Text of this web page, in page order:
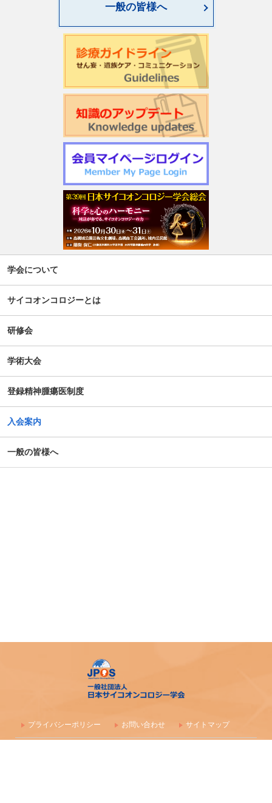
第4回緩和臨床研究ワークショップのご案内
日本サイコオンコロジー学会「がん領域における認知行動
療法：基本スキル演習」研修会のご案内
2026年度学会開催CSTについて更新しました
第22回日本仏教看護・ビハーラ学会開催のお知らせ
第1回サイコオンコロジー×漢方 Webセミナー2026のご案内
令和7年度 日本がん相談研究会 第2回研修会開催のお知ら
週刊現代(3月2日号)精神腫瘍科特集記事について
「第5回せん妄対応プログラム研修会」開催について
【新旧対照表訂正】「がん等の診療に携わる医師等に対す
のための公開シンポジウム-開催のお知らせ
がん患者の抱えるアピアランス問題への心理社会的支援の
ための研修会（2025年度）
第14回日本がん相談研究会年次大会・プレセミナー
アピアランス＜問題＞への心理社会的支援のための研修会
一般の皆様へ
学会について
サイコオンコロジーとは
研修会
学術大会
登録精神腫瘍医制度
入会案内
一般の皆様へ
プライバシーポリシー お問い合わせ サイトマップ